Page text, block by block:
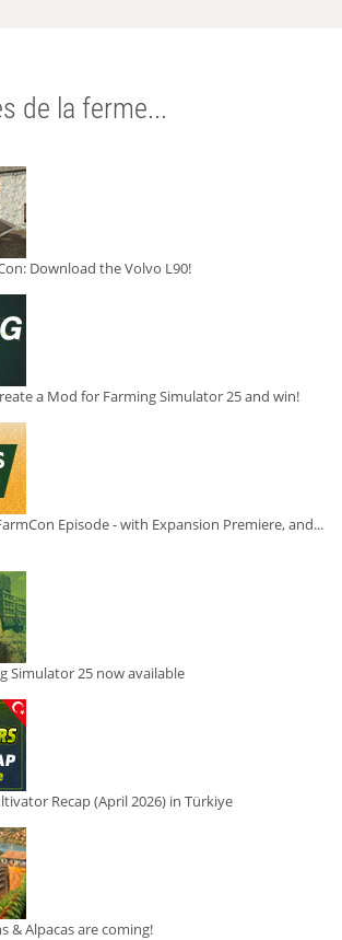
de la ferme...
Download the Volvo L90!
a Mod for Farming Simulator 25 and win!
Episode - with Expansion Premiere, and...
Simulator 25 now available
Recap (April 2026) in Türkiye
& Alpacas are coming!